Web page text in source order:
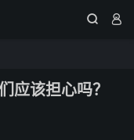
 
应该担心吗？